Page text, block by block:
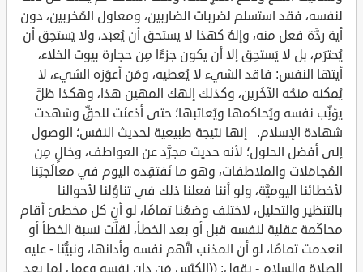
لنفسه، فقد استسلم لضربات الضاربين، ومعاول المُخربين، دون
أية ردَّة فعل منه، وإلهٌ كهذا لا يستحق أن يُعبَد، ولا يَستحِق أن
يُحترَم، بل لا يَستحِق إلا أن يكون جزءًا مِن حجارة بيوت الخلاء،
أيتها النفس: فاقد الشيء لا يُعطيه، ومَن أعوَزه الشيء، لا
يُمكنه منحُه الآخَرين، وكذلك إلهك المهين هذا، وهكذا ظلَّ
يؤنِّب نفسه ويُحاكمها ويُعاتبها؛ حتى أذعنَت للحقِّ وشهدت
شهادة الإسلام. إنها نتيجة طبيعية لحديث النفس؛ الوصول
إلى أفضل الحلول؛ لأنه حديث مجرَّد عن العواطف، وخالٍ مِن
المُجامَلات والملاطفات، وهو ما نَفتقِده اليوم في معالَجتِنا
لأخطائنا اليوميَّة، ولو أننا فعلنا ذلك في تناوُلنا لأحوالنا
بالتنظير والتحليل، لاختلف وضعُنا تمامًا، لو أن كل مخطئ أقام
محاكَمة عقلية لنفسه قبل أو بعد الخطأ، لقلَّت نسبة الخطأ أو
انعدمت تمامًا، لو أن المذنب اتَّهم نفسه وأدانها، ونبيُّنا - عليه